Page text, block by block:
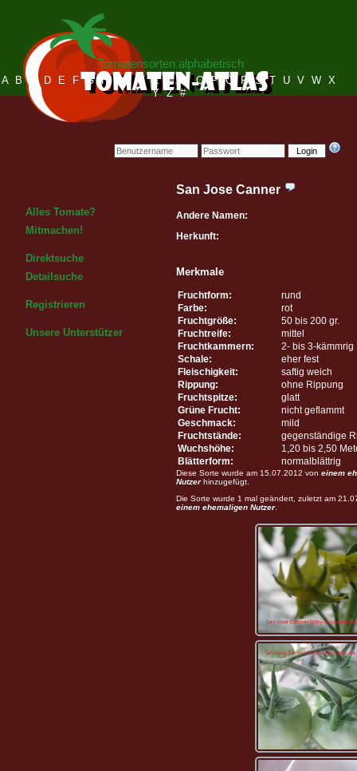
Login
Tomatensorten alphabetisch
A B C D E F G H I J K L M N O P Q R S T U V W X
Y Z #
Alles Tomate?
Mitmachen!
Direktsuche
Detailsuche
Registrieren
Unsere Unterstützer
San Jose Canner
Andere Namen:
Herkunft:
Merkmale
Fruchtform:
rund
Farbe:
rot
Fruchtgröße:
50 bis 200 gr.
Fruchtreife:
mittel
Fruchtkammern:
2- bis 3-kämmrig
Schale:
eher fest
Fleischigkeit:
saftig weich
Rippung:
ohne Rippung
Fruchtspitze:
glatt
Grüne Frucht:
nicht geflammt
Geschmack:
mild
Fruchtstände:
gegenständige
Wuchshöhe:
1,20 bis 2,50
Blätterform:
normalblättrig
Diese Sorte wurde am 15.07.2012 von einem
Nutzerhinzugefügt.
Die Sorte wurde 1 mal geändert, zuletzt am
einem ehemaligen Nutzer.